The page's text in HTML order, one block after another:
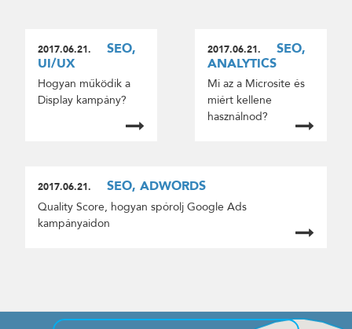
2017.06.21.
SEO,
UI/UX
Hogyan működik a
Display kampány?
2017.06.21.
SEO,
ANALYTICS
Mi az a Microsite és
miért kellene
használnod?
2017.06.21. SEO, ADWORDS
Quality Score, hogyan spórolj Google Ads
kampányaidon